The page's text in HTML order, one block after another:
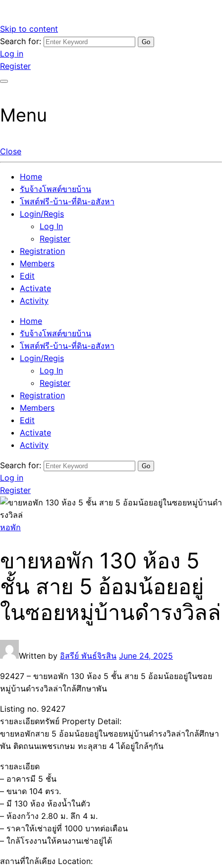
Skip to content
รับจ้างโพสต์ขายบ้านราคาถูก รับโพสต์ลงเว็บขายบ้าน ที่ดิน อสัง
หา โพสต์คุณภาพ ราคาคุ้มค่า แตกต่างกว่า
เว็บไซต์ รับจ้างโพสต์ขายบ้านราคาถูก อสังหา ทีดิน โพสต์ลงเว็บ
ขายบ้าน รับโพสต์ที่ดิน อสังหา เน้นผลงาน รับรองคุณภาพ ติดกู
เกิ้ลหน้าแรกทุกโพสต์ได้จริง ที่เดียวในไทย
Search for:
Log in
Register
Menu
Close
Home
รับจ้างโพสต์ขายบ้าน
โพสต์ฟรี-บ้าน-ที่ดิน-อสังหา
Login/Regis
Log In
Register
Registration
Members
Edit
Activate
Activity
Home
รับจ้างโพสต์ขายบ้าน
โพสต์ฟรี-บ้าน-ที่ดิน-อสังหา
Login/Regis
Log In
Register
Registration
Members
Edit
Activate
Activity
Search for:
Log in
Register
หอพัก
ขายหอพัก 130 ห้อง 5
ชั้น สาย 5 อ้อมน้อยอยู่
ในซอยหมู่บ้านดำรงวิลล่
Written by อิสรีย์ พันธ์จิรสิน June 24, 2025
92427 – ขายหอพัก 130 ห้อง 5 ชั้น สาย 5 อ้อมน้อยอยู่ในซอย
หมู่บ้านดำรงวิลล่าใกล้ศึกษาพัน
Listing no. 92427
รายละเอียดทรัพย์ Property Detail:
ขายหอพักสาย 5 อ้อมน้อยอยู่ในซอยหมู่บ้านดำรงวิลล่าใกล้ศึกษา
พัน ติดถนนเพชรเกษม ทะลุสาย 4 ได้อยู่ใกล้ๆกัน
รายละเอียด
– อาคารมี 5 ชั้น
– ขนาด 104 ตรว.
– มี 130 ห้อง ห้องน้ำในตัว
– ห้องกว้าง 2.80 ม. ลึก 4 ม.
– ราคาให้เช่าอยู่ที่ 1000 บาทต่อเดือน
– ใกล้โรงงานให้คนงานเช่าอยู่ได้
สถานที่ใกล้เคียง Location: